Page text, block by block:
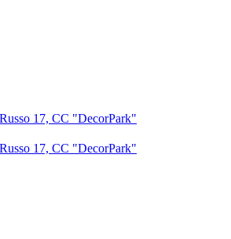
17, CC "DecorPark"
17, CC "DecorPark"